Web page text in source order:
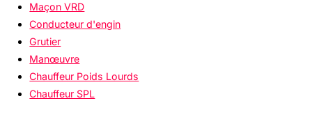
Maçon VRD
Conducteur d'engin
Grutier
Manœuvre
Chauffeur Poids Lourds
Chauffeur SPL